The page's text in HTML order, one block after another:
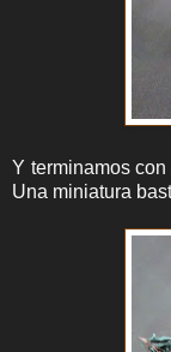
Y terminamos
Una miniatura